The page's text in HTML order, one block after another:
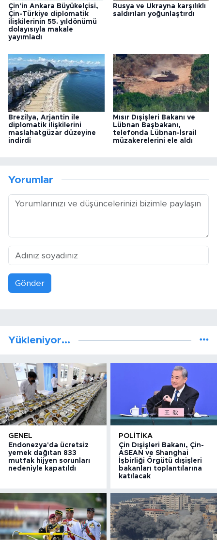
Çin'in Ankara Büyükelçisi,
Çin-Türkiye diplomatik
ilişkilerinin 55. yıldönümü
dolayısıyla makale
yayımladı
Rusya ve Ukrayna karşılıklı
saldırıları yoğunlaştırdı
Brezilya, Arjantin ile
diplomatik ilişkilerini
maslahatgüzar düzeyine
indirdi
Mısır Dışişleri Bakanı ve
Lübnan Başbakanı,
telefonda Lübnan-İsrail
müzakerelerini ele aldı
Yorumlar
Gönder
Yükleniyor...
GENEL
Endonezya'da ücretsiz
yemek dağıtan 833
mutfak hijyen sorunları
nedeniyle kapatıldı
POLITIKA
Çin Dışişleri Bakanı, Çin-
ASEAN ve Shanghai
İşbirliği Örgütü dışişleri
bakanları toplantılarına
katılacak